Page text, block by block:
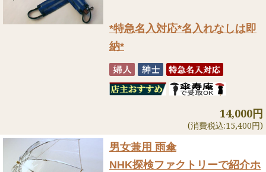
*特急名入対応*名入れなしは即
納*
14,000円
(消費税込:15,400円)
男女兼用 雨傘
NHK探検ファクトリーで紹介ホ